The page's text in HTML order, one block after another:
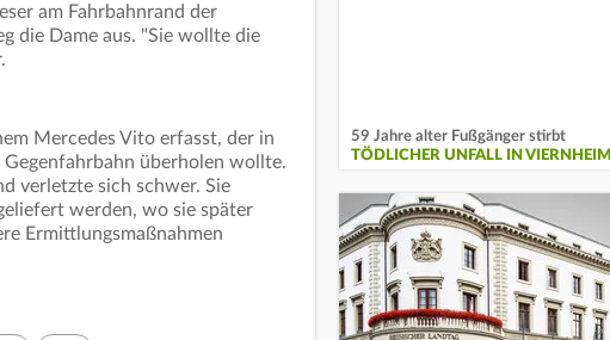
am Fahrbahnrand der
die Dame aus. "Sie wollte die
Mercedes Vito erfasst, der in
überholen wollte.
verletzte sich schwer. Sie
werden, wo sie später
Ermittlungsmaßnahmen
59 Jahre alter Fußgänger stirbt
TÖDLICHER UNFALL IN VIERNHEIM